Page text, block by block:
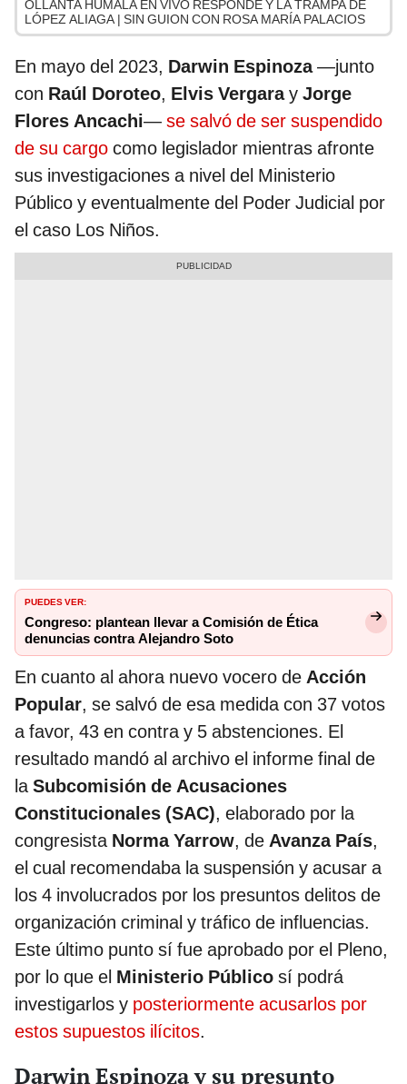
OLLANTA HUMALA EN VIVO RESPONDE Y LA TRAMPA DE
LÓPEZ ALIAGA | SIN GUION CON ROSA MARÍA PALACIOS
En mayo del 2023, Darwin Espinoza—junto
con Raúl Doroteo, Elvis Vergaray Jorge
Flores Ancachi— se salvó de ser suspendido
de su cargo como legislador mientras afronte
sus investigaciones a nivel del Ministerio
Público y eventualmente del Poder Judicial por
el caso Los Niños.
PUEDES VER:
Congreso: plantean llevar a Comisión de Ética
denuncias contra Alejandro Soto
En cuanto al ahora nuevo vocero de Acción
Popular, se salvó de esa medida con 37 votos
a favor, 43 en contra y 5 abstenciones. El
resultado mandó al archivo el informe final de
laSubcomisión de Acusaciones
Constitucionales (SAC), elaborado por la
congresista Norma Yarrow, de Avanza País,
el cual recomendaba la suspensión y acusar a
los 4 involucrados por los presuntos delitos de
organización criminal y tráfico de influencias.
Este último punto sí fue aprobado por el Pleno,
por lo que el Ministerio Público sí podrá
investigarlos y posteriormente acusarlos por
estos supuestos ilícitos.
Darwin Espinoza y su presunto